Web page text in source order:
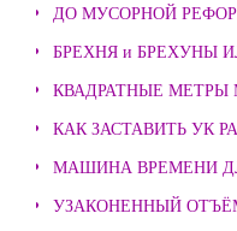
ДО МУСОРНОЙ
БРЕХНЯ и БРЕХУНЫ
КВАДРАТНЫЕ
КАК ЗАСТАВИТЬ УК
МАШИНА ВРЕМЕНИ
УЗАКОНЕННЫЙ